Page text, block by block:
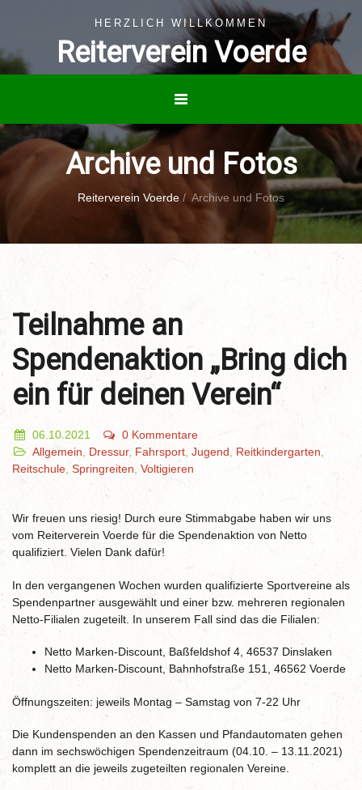
HERZLICH WILLKOMMEN
Reiterverein Voerde
Archive und Fotos
Reiterverein Voerde / Archive und Fotos
Teilnahme an
Spendenaktion „Bring dich
ein für deinen Verein“
06.10.2021
0 Kommentare
Allgemein
Dressur, Fahrsport Jugend Reitkindergarten
Reitschule Springreiten Voltigieren
Wir freuen uns riesig! Durch eure Stimmabgabe haben wir uns
vom Reiterverein Voerde für die Spendenaktion von Netto
qualifiziert. Vielen Dank dafür!
In den vergangenen Wochen wurden qualifizierte Sportvereine als
Spendenpartner ausgewählt und einer bzw. mehreren regionalen
Netto-Filialen zugeteilt. In unserem Fall sind das die Filialen:
Netto Marken-Discount, Baßfeldshof 4, 46537 Dinslaken
Netto Marken-Discount, Bahnhofstraße 151, 46562 Voerde
Öffnungszeiten: jeweils Montag – Samstag von 7-22 Uhr
Die Kundenspenden an den Kassen und Pfandautomaten gehen
dann im sechswöchigen Spendenzeitraum (04.10. – 13.11.2021)
komplett an die jeweils zugeteilten regionalen Vereine.